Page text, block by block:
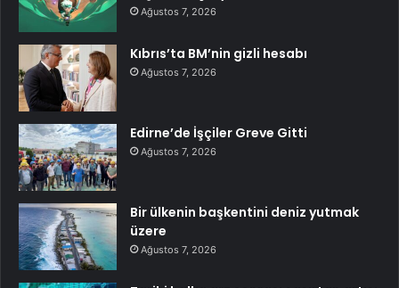
Ağustos 7, 2026
Kıbrıs’ta BM’nin gizli hesabı
Ağustos 7, 2026
Edirne’de İşçiler Greve Gitti
Ağustos 7, 2026
Bir ülkenin başkentini deniz yutmak
üzere
Ağustos 7, 2026